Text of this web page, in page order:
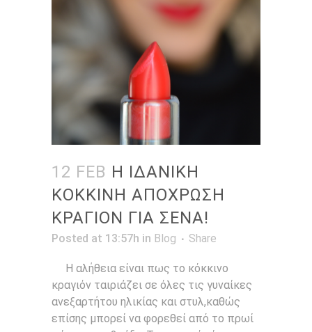
12 FEB Η ΙΔΑΝΙΚΗ
ΚΟΚΚΙΝΗ ΑΠΟΧΡΩΣΗ
ΚΡΑΓΙΟΝ ΓΙΑ ΣΕΝΑ!
Posted at 13:57h in Blog Share
Η αλήθεια είναι πως το κόκκινο
κραγιόν ταιριάζει σε όλες τις γυναίκες
ανεξαρτήτου ηλικίας και στυλ,καθώς
επίσης μπορεί να φορεθεί από το πρωί